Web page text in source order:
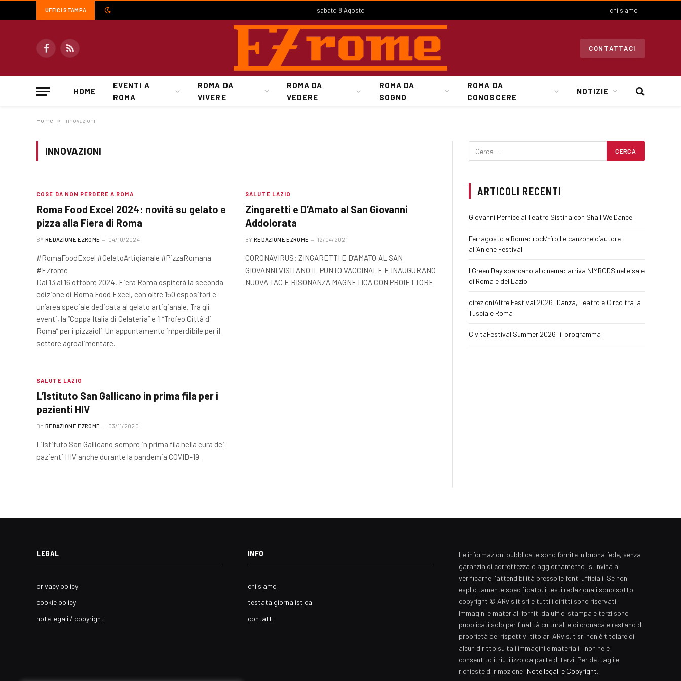
UFFICI STAMPA sabato 8 Agosto chi siamo
FacebookRSS
CONTATTACI
HOME
EVENTI A
ROMA
ROMA DA
VIVERE
ROMA DA
VEDERE
ROMA DA
SOGNO
ROMA DA
CONOSCERE
NOTIZIE
Home » Innovazioni
INNOVAZIONI
COSE DA NON PERDERE A ROMA
Roma Food Excel 2024: novità su gelato e
pizza alla Fiera di Roma
BY REDAZIONE EZROME 04/10/2024
#RomaFoodExcel #GelatoArtigianale #PizzaRomana
#EZrome
Dal 13 al 16 ottobre 2024, Fiera Roma ospiterà la seconda
edizione di Roma Food Excel, con oltre 150 espositori e
un’area speciale dedicata al gelato artigianale. Tra gli
eventi, la “Coppa Italia di Gelateria” e il “Trofeo Città di
Roma” per i pizzaioli. Un appuntamento imperdibile per il
settore agroalimentare.
SALUTE LAZIO
Zingaretti e D’Amato al San Giovanni
Addolorata
BY REDAZIONE EZROME 12/04/2021
CORONAVIRUS: ZINGARETTI E D’AMATO AL SAN
GIOVANNI VISITANO IL PUNTO VACCINALE E INAUGURANO
NUOVA TAC E RISONANZA MAGNETICA CON PROIETTORE
SALUTE LAZIO
L’Istituto San Gallicano in prima fila per i
pazienti HIV
BY REDAZIONE EZROME 03/11/2020
L’Istituto San Gallicano sempre in prima fila nella cura dei
pazienti HIV anche durante la pandemia COVID-19.
ARTICOLI RECENTI
Giovanni Pernice al Teatro Sistina con Shall We Dance!
Ferragosto a Roma: rock’n’roll e canzone d’autore
all’Aniene Festival
I Green Day sbarcano al cinema: arriva NIMRODS nelle sale
di Roma e del Lazio
direzioniAltre Festival 2026: Danza, Teatro e Circo tra la
Tuscia e Roma
CivitaFestival Summer 2026: il programma
LEGAL
privacy policy
cookie policy
note legali / copyright
INFO
chi siamo
testata giornalistica
contatti
Le informazioni pubblicate sono fornite in buona fede, senza
garanzia di correttezza o aggiornamento: si invita a
verificarne l'attendibilità presso le fonti ufficiali. Se non
esplicitamente specificato, i testi redazionali sono sotto
copyright © ARvis.it srl e tutti i diritti sono riservati.
Immagini e materiali forniti da uffici stampa e terzi sono
pubblicati solo per finalità culturali e di cronaca e restano di
proprietà dei rispettivi titolari ARvis.it srl non è titolare di
alcun diritto su tali immagini e materiali : non ne è
consentito il riutilizzo da parte di terzi. Per dettagli e
richieste di rimozione: Note legali e Copyright.